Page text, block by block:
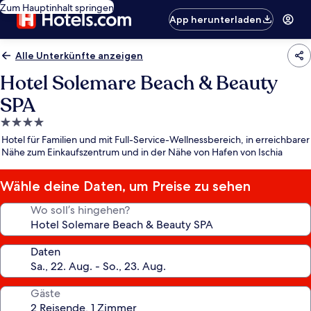
Zum Hauptinhalt springen
App herunterladen
Alle Unterkünfte anzeigen
Hotel Solemare Beach & Beauty
SPA
4.0-
Sterne-
Unterkunft
Hotel für Familien und mit Full-Service-Wellnessbereich, in erreichbarer
Nähe zum Einkaufszentrum und in der Nähe von Hafen von Ischia
Wähle deine Daten, um Preise zu sehen
Wo soll’s hingehen?
Daten
Gäste